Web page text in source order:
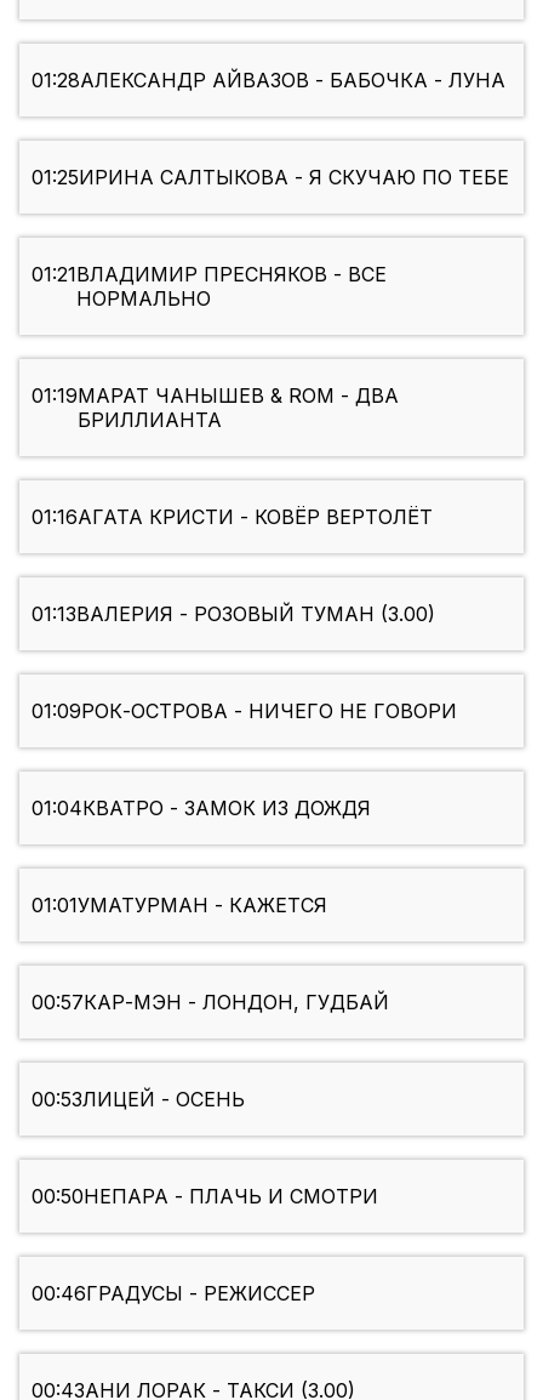
01:28АЛЕКСАНДР АЙВАЗОВ - БАБОЧКА - ЛУНА
01:25ИРИНА САЛТЫКОВА - Я СКУЧАЮ ПО ТЕБЕ
01:21ВЛАДИМИР ПРЕСНЯКОВ - ВСЕ
НОРМАЛЬНО
01:19МАРАТ ЧАНЫШЕВ & ROM - ДВА
БРИЛЛИАНТА
01:16АГАТА КРИСТИ - КОВЁР ВЕРТОЛЁТ
01:13ВАЛЕРИЯ - РОЗОВЫЙ ТУМАН (3.00)
01:09РОК-ОСТРОВА - НИЧЕГО НЕ ГОВОРИ
01:04КВАТРО - ЗАМОК ИЗ ДОЖДЯ
01:01УМАТУРМАН - КАЖЕТСЯ
00:57КАР-МЭН - ЛОНДОН, ГУДБАЙ
00:53ЛИЦЕЙ - ОСЕНЬ
00:50НЕПАРА - ПЛАЧЬ И СМОТРИ
00:46ГРАДУСЫ - РЕЖИССЕР
00:43АНИ ЛОРАК - ТАКСИ (3.00)